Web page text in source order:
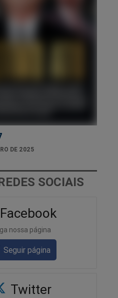
DE 2025
SOCIAIS
Facebook
nossa página
Seguir página
Twitter